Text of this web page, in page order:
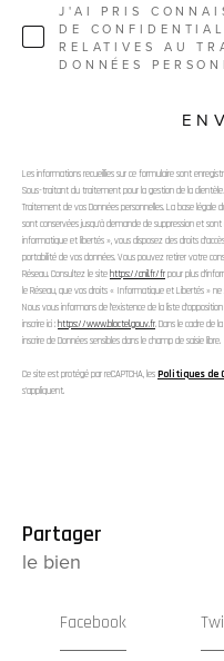
J'AI PRIS
DE
RELATIVES AU
DONNÉES
Les informations recueillies sur ce formulaire sont
Sous-traitant du traitement pour la gestion de la
Traitement de vos Données personnelles. La base
sont conservées jusqu'à demande de suppression et
informatique et libertés », vous disposez des droits
portabilité de vos données. Vous pouvez retirer votre
Réseau. Consultez le sitehttps://cnil.fr/frpour plus
le Réseau, que vos droits « Informatique et Libertés »
Nous vous informons de l’existence de la liste
inscrire ici :https://www.bloctel.gouv.fr. Dans le cadre de
inscrire de Données sensibles dans le champ de saisie libre.
Ce site est protégé par reCAPTCHA, lesPolitiques de
s'appliquent.
partager
le bien
Facebook